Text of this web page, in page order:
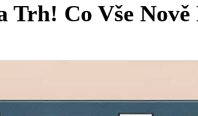
Trh! Co Vše Nově